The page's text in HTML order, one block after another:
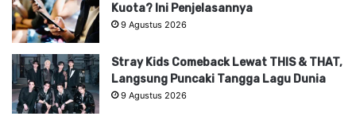
Kuota? Ini Penjelasannya
9 Agustus 2026
Stray Kids Comeback Lewat THIS & THAT,
Langsung Puncaki Tangga Lagu Dunia
9 Agustus 2026